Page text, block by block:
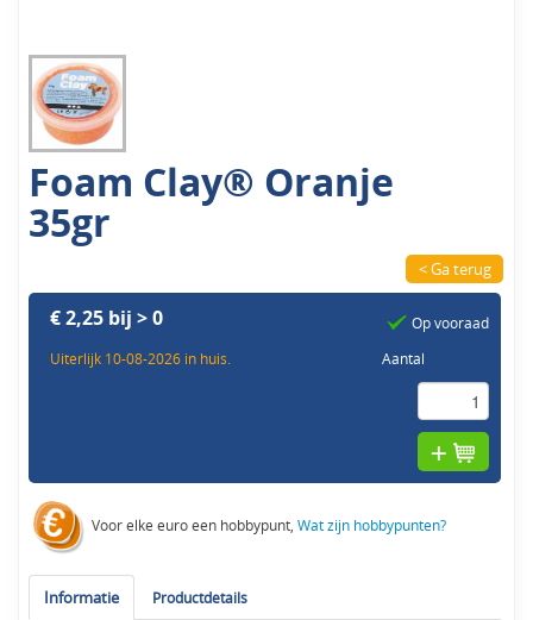
Foam Clay® Oranje
35gr
< Ga terug
€ 2,25 bij > 0
Uiterlijk 10-08-2026 in huis.
Op vooraad
Aantal
Voor elke euro een hobbypunt,Wat zijn hobbypunten?
Informatie Productdetails